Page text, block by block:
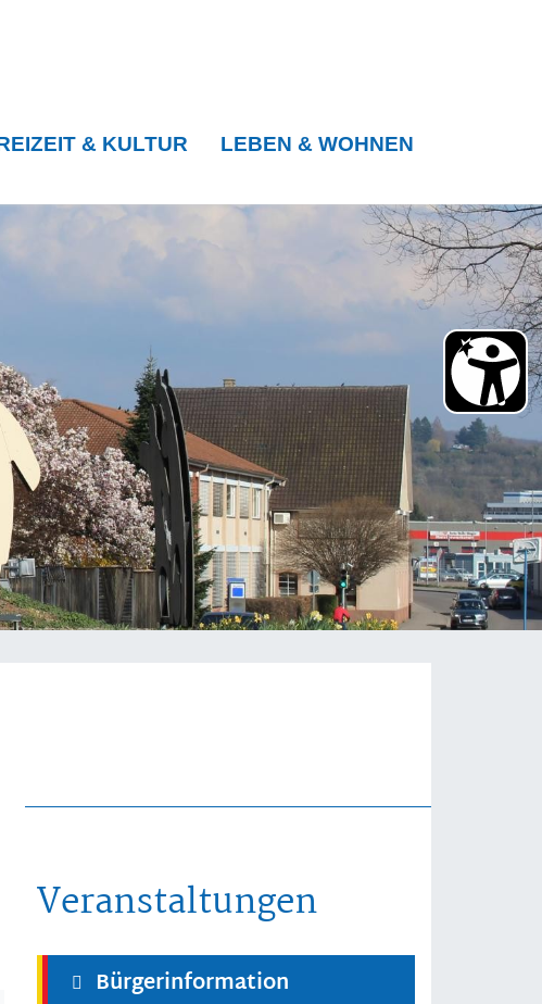
& KULTUR LEBEN & WOHNEN
Veranstaltungen
Bürgerinformation